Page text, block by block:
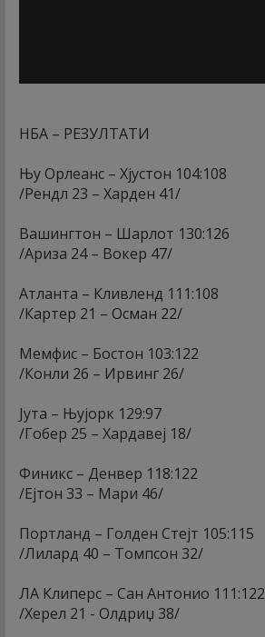
НБА – РЕЗУЛТАТИ
Њу Орлеанс – Хјустон 104:108
/Рендл 23 – Харден 41/
Вашингтон – Шарлот 130:126
/Ариза 24 – Вокер 47/
Атланта – Кливленд 111:108
/Картер 21 – Осман 22/
Мемфис – Бостон 103:122
/Конли 26 – Ирвинг 26/
Јута – Њујорк 129:97
/Гобер 25 – Хардавеј 18/
Финикс – Денвер 118:122
/Ејтон 33 – Мари 46/
Портланд – Голден Стејт 105:115
/Лилард 40 – Томпсон 32/
ЛА Клиперс – Сан Антонио 111:122
/Херел 21 - Олдриџ 38/